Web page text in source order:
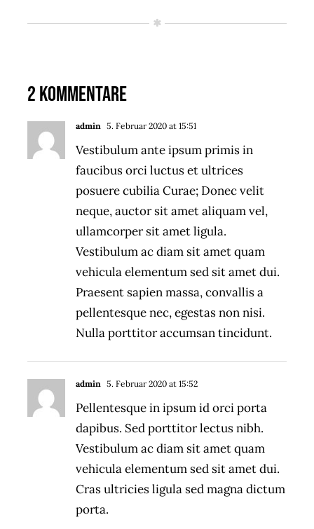
2 Kommentare
admin 5. Februar 2020 at 15:51
Vestibulum ante ipsum primis in
faucibus orci luctus et ultrices
posuere cubilia Curae; Donec velit
neque, auctor sit amet aliquam vel,
ullamcorper sit amet ligula.
Vestibulum ac diam sit amet quam
vehicula elementum sed sit amet dui.
Praesent sapien massa, convallis a
pellentesque nec, egestas non nisi.
Nulla porttitor accumsan tincidunt.
admin 5. Februar 2020 at 15:52- Reply
Pellentesque in ipsum id orci porta
dapibus. Sed porttitor lectus nibh.
Vestibulum ac diam sit amet quam
vehicula elementum sed sit amet dui.
Cras ultricies ligula sed magna dictum
porta.